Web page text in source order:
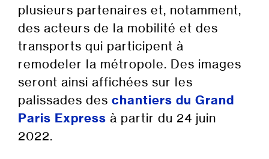
plusieurs partenaires et, notamment,
des acteurs de la mobilité et des
transports qui participent à
remodeler la métropole. Des images
seront ainsi affichées sur les
palissades des chantiers du Grand
Paris Express à partir du 24 juin
2022.